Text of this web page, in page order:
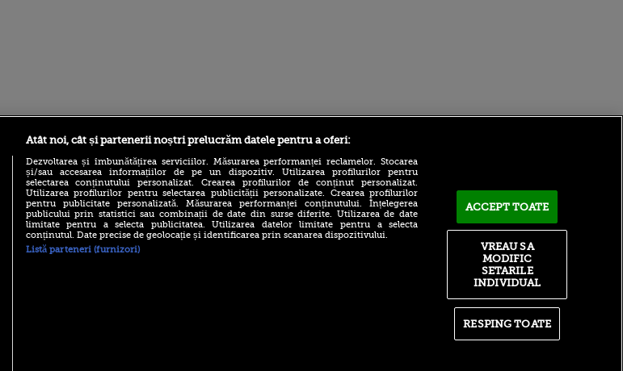
foodstory.ro
(P) Descoperă Lumea
Procinema.ro Sport.ro
palma cu Manchester City și
Atât noi, cât și partenerii noștri prelucrăm datele pentru a oferi:
Dezvoltarea și îmbunătățirea serviciilor. Măsurarea performanței reclamelor. Stocarea
și/sau accesarea informațiilor de pe un dispozitiv. Utilizarea profilurilor pentru
selectarea conținutului personalizat. Crearea profilurilor de conținut personalizat.
Utilizarea profilurilor pentru selectarea publicității personalizate. Crearea profilurilor
pentru publicitate personalizată. Măsurarea performanței conținutului. Înțelegerea
publicului prin statistici sau combinații de date din surse diferite. Utilizarea de date
limitate pentru a selecta publicitatea. Utilizarea datelor limitate pentru a selecta
conținutul. Date precise de geolocație și identificarea prin scanarea dispozitivului.
Listă parteneri (furnizori)
ACCEPT TOATE
RESPING TOATE
VREAU SA
MODIFIC
SETARILE
INDIVIDUAL